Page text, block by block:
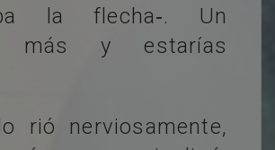
la flecha‐. Un
más y estarías
rió nerviosamente,